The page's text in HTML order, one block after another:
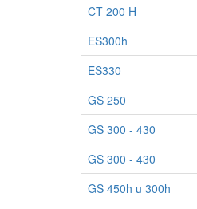
CT 200 H
ES300h
ES330
GS 250
GS 300 - 430
GS 300 - 430
GS 450h u 300h